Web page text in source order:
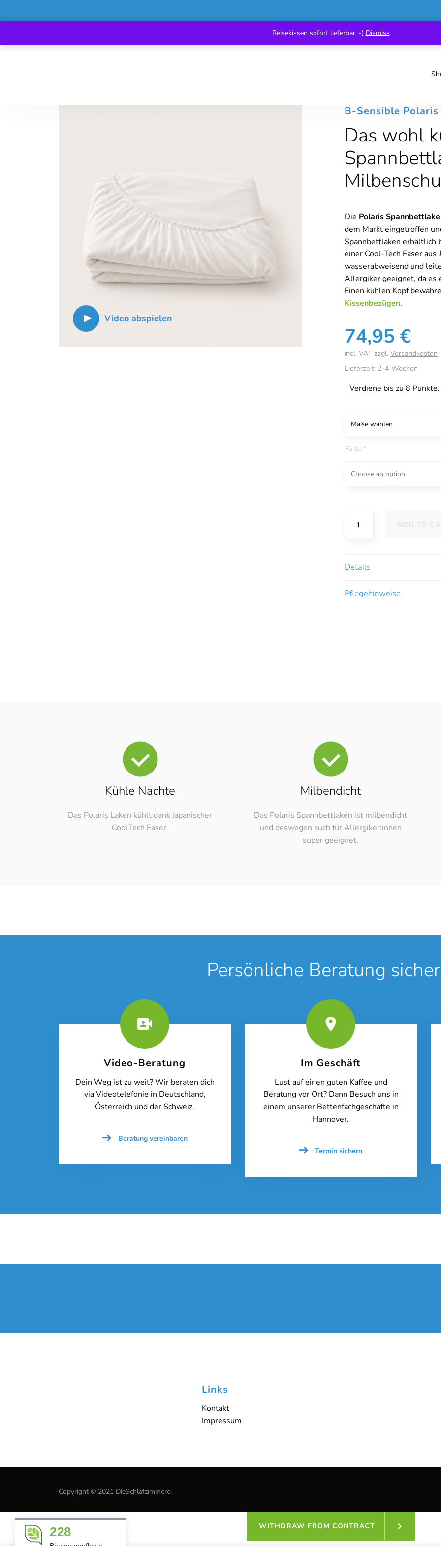
Reisekissen sofort lieferbar :-) Dismiss
Video abspielen
B-Sensible
Das wohl
Die Polaris
dem Markt eingetroffen
Spannbettlaken erhältlich
einer Cool-Tech Faser
wasserabweisend und
Allergiker geeignet, da es
Einen kühlen Kopf
Kissenbezügen.
74,95 €
incl. VAT zzgl. Versandkosten
Lieferzeit: 2-4 Wochen
Verdiene bis zu 8 Punkte.
Farbe *
Sensible
ADD TO
Details
Pflegehinweise
Kühle Nächte
Das Polaris Laken kühlt dank japanischer
CoolTech Faser.
Milbendicht
Das Polaris Spannbettlaken ist milbendicht
und deswegen auch für Allergiker:innen
super geeignet.
Persönliche Beratung
Video-Beratung
Dein Weg ist zu weit? Wir beraten dich
via Videotelefonie in Deutschland,
Österreich und der Schweiz.
Beratung vereinbaren
Im Geschäft
Lust auf einen guten Kaffee und
Beratung vor Ort? Dann Besuch uns in
einem unserer Bettenfachgeschäfte in
Hannover.
Termin sichern
Links
Kontakt
Impressum
Copyright © 2021 DieSchlafzimmerei
WITHDRAW FROM CONTRACT
228